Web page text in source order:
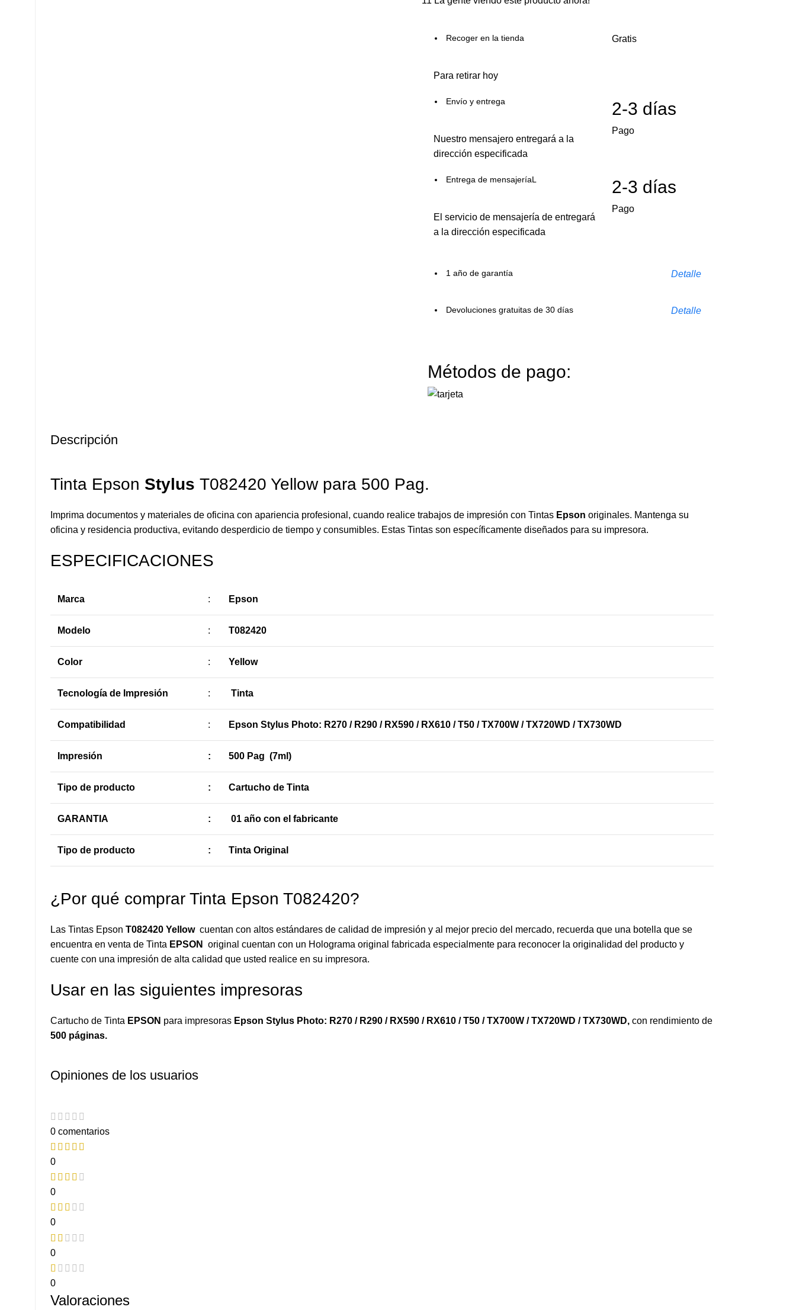
Recoger en la tienda
Para retirar hoy
Gratis
Envío y entrega
Nuestro mensajero entregará a la
dirección especificada
2-3 días
Pago
Entrega de mensajeríaL
El servicio de mensajería de entregará
a la dirección especificada
2-3 días
Pago
1 año de garantía Detalle
Devoluciones gratuitas de 30 días Detalle
Métodos de pago:
Descripción
Tinta Epson Stylus T082420 Yellow para 500 Pag.
Imprima documentos y materiales de oficina con apariencia profesional, cuando realice trabajos de impresión con Tintas Epson originales. Mantenga su
oficina y residencia productiva, evitando desperdicio de tiempo y consumibles. Estas Tintas son específicamente diseñados para su impresora.
ESPECIFICACIONES
Marca : Epson
Modelo : T082420
Color : Yellow
Tecnología de Impresión : Tinta
Compatibilidad : Epson Stylus Photo: R270 / R290 / RX590 / RX610 / T50 / TX700W / TX720WD / TX730WD
Impresión : 500 Pag (7ml)
Tipo de producto : Cartucho de Tinta
GARANTIA : 01 año con el fabricante
Tipo de producto : Tinta Original
¿Por qué comprar Tinta Epson T082420?
Las Tintas Epson T082420 Yellow cuentan con altos estándares de calidad de impresión y al mejor precio del mercado, recuerda que una botella que se
encuentra en venta de Tinta EPSON
original cuentan con un Holograma original fabricada especialmente para reconocer la originalidad del producto y
cuente con una impresión de alta calidad que usted realice en su impresora.
Usar en las siguientes impresoras
Cartucho de Tinta EPSON para impresoras Epson Stylus Photo: R270 / R290 / RX590 / RX610 / T50 / TX700W / TX720WD / TX730WD, con rendimiento de
500 páginas.
Opiniones de los usuarios
0 comentarios
0
0
0
0
0
Valoraciones